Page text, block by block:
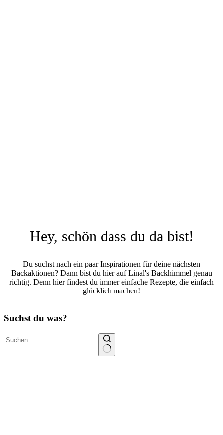
Hey, schön dass du da bist!
Du suchst nach ein paar Inspirationen für deine nächsten
Backaktionen? Dann bist du hier auf Linal's Backhimmel genau
richtig. Denn hier findest du immer einfache Rezepte, die einfach
glücklich machen!
Suchst du was?